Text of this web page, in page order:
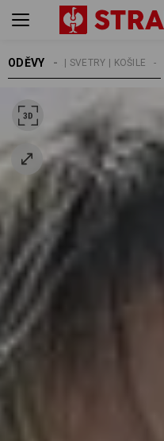
ODĚVYTRIČKA | SVETRY | KOŠILE